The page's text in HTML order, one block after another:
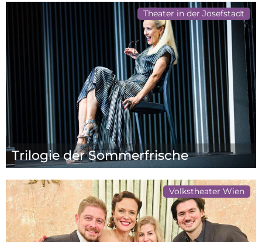
Theater in der Josefstadt
Trilogie der Sommerfrische
Volkstheater Wien